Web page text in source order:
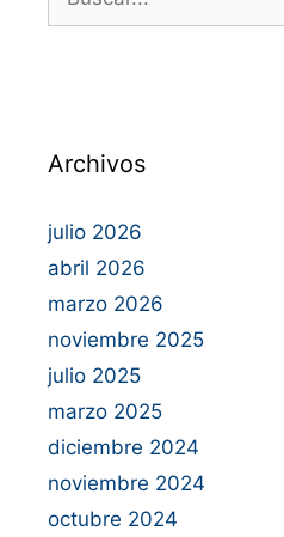
Archivos
julio 2026
abril 2026
marzo 2026
noviembre 2025
julio 2025
marzo 2025
diciembre 2024
noviembre 2024
octubre 2024